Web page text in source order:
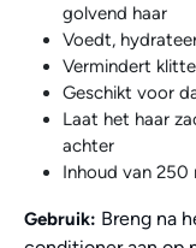
golvend haar
Voedt,
Vermindert
Geschikt voor
Laat het haar
achter
Inhoud van 250
Gebruik: Breng na